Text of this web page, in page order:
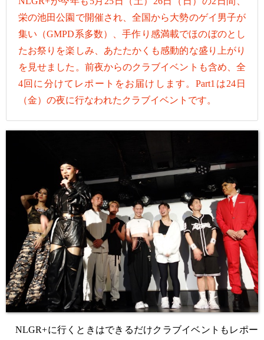
栄の池田公園で開催され、全国から大勢のゲイ男子が
集い（GMPD系多数）、手作り感満載でほのぼのとし
たお祭りを楽しみ、あたたかくも感動的な盛り上がり
を見せました。前夜からのクラブイベントも含め、全
4回に分けてレポートをお届けします。Part1は24日
（金）の夜に行なわれたクラブイベントです。
NLGR+に行くときはできるだけクラブイベントもレポー